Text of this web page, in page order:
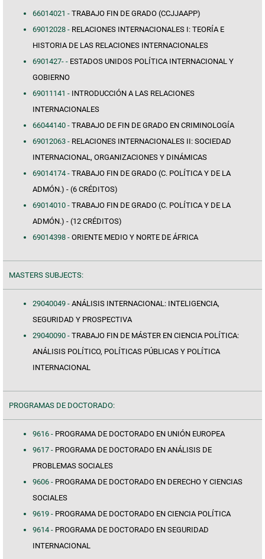
66014021 - TRABAJO FIN DE GRADO (CCJJAAPP)
69012028 - RELACIONES INTERNACIONALES I: TEORÍA E
HISTORIA DE LAS RELACIONES INTERNACIONALES
6901427- - ESTADOS UNIDOS POLÍTICA INTERNACIONAL Y
GOBIERNO
69011141 - INTRODUCCIÓN A LAS RELACIONES
INTERNACIONALES
66044140 - TRABAJO DE FIN DE GRADO EN CRIMINOLOGÍA
69012063 - RELACIONES INTERNACIONALES II: SOCIEDAD
INTERNACIONAL, ORGANIZACIONES Y DINÁMICAS
69014174 - TRABAJO FIN DE GRADO (C. POLÍTICA Y DE LA
ADMÓN.) - (6 CRÉDITOS)
69014010 - TRABAJO FIN DE GRADO (C. POLÍTICA Y DE LA
ADMÓN.) - (12 CRÉDITOS)
69014398 - ORIENTE MEDIO Y NORTE DE ÁFRICA
MASTERS SUBJECTS:
29040049 - ANÁLISIS INTERNACIONAL: INTELIGENCIA,
SEGURIDAD Y PROSPECTIVA
29040090 - TRABAJO FIN DE MÁSTER EN CIENCIA POLÍTICA:
ANÁLISIS POLÍTICO, POLÍTICAS PÚBLICAS Y POLÍTICA
INTERNACIONAL
PROGRAMAS DE DOCTORADO:
9616 - PROGRAMA DE DOCTORADO EN UNIÓN EUROPEA
9617 - PROGRAMA DE DOCTORADO EN ANÁLISIS DE
PROBLEMAS SOCIALES
9606 - PROGRAMA DE DOCTORADO EN DERECHO Y CIENCIAS
SOCIALES
9619 - PROGRAMA DE DOCTORADO EN CIENCIA POLÍTICA
9614 - PROGRAMA DE DOCTORADO EN SEGURIDAD
INTERNACIONAL